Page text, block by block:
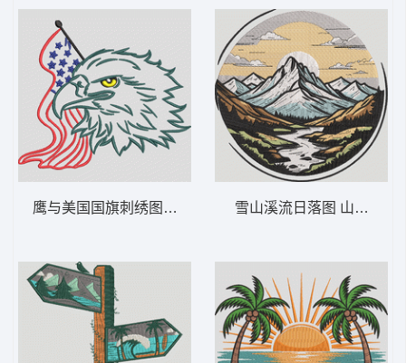
鹰与美国国旗刺绣图案 爱国的秃鹰-DST格式
雪山溪流日落图 山间日